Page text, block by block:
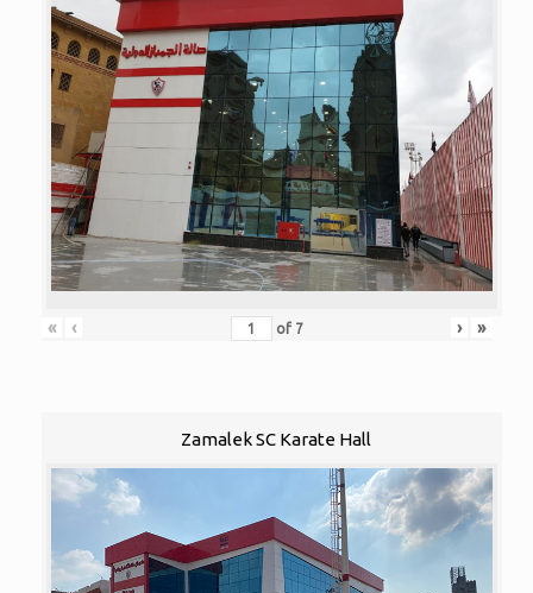
« ‹ of 7 › »
Zamalek SC Karate Hall